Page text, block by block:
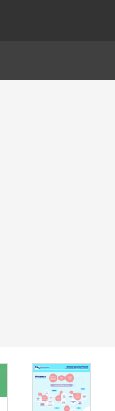
finestra.